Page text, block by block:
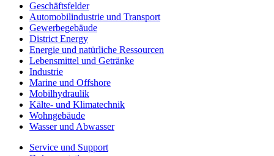
Geschäftsfelder
Automobilindustrie und Transport
Gewerbegebäude
District Energy
Energie und natürliche Ressourcen
Lebensmittel und Getränke
Industrie
Marine und Offshore
Mobilhydraulik
Kälte- und Klimatechnik
Wohngebäude
Wasser und Abwasser
Service und Support